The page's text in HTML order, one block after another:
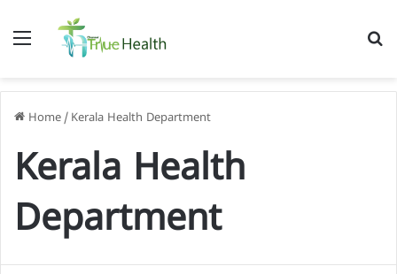
Menu
Home / Kerala Health Department
Kerala Health
Department